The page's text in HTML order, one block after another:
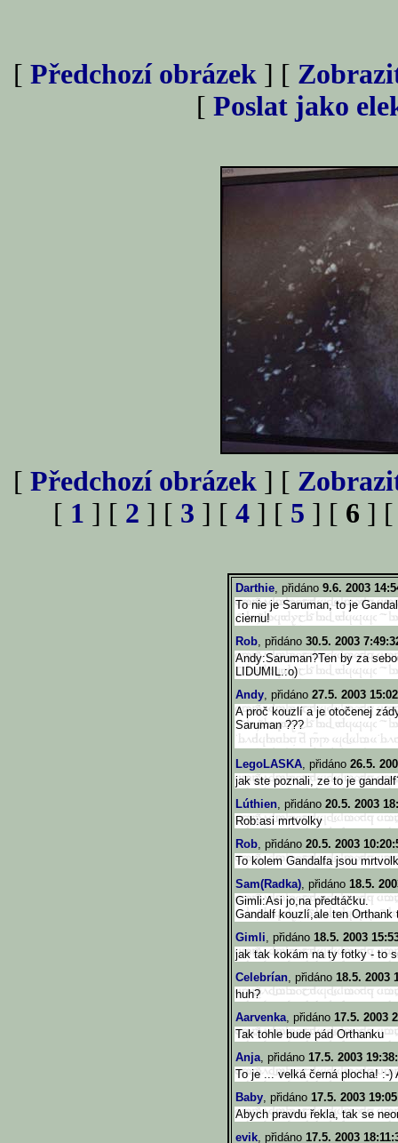
[ Předchozí obrázek ] [
[ Poslat jako
[ Předchozí obrázek ] [
[ 1 ] [ 2 ] [ 3 ] [ 4 ] [ 5 ] [ 6 ]
Darthie, přidáno 9.6. 2003
To nie je Saruman, to je
ciernu!
Rob, přidáno 30.5. 2003
Andy:Saruman?Ten by za
LIDUMIL.:o)
Andy, přidáno 27.5. 2003
A proč kouzlí a je otočenej
Saruman ???
LegoLASKA, přidáno 26.5.
jak ste poznali, ze to je
Lúthien, přidáno 20.5. 2003
Rob:asi mrtvolky
Rob, přidáno 20.5. 2003
To kolem Gandalfa jsou
Sam(Radka), přidáno 18.5.
Gimli:Asi jo,na předtáčku.
Gandalf kouzlí,ale ten
Gimli, přidáno 18.5. 2003
jak tak kokám na ty fotky - to
Celebrían, přidáno 18.5. 2003
huh?
Aarvenka, přidáno 17.5. 2003
Tak tohle bude pád Orthanku
Anja, přidáno 17.5. 2003
To je ... velká černá plocha! :-
Baby, přidáno 17.5. 2003
Abych pravdu řekla, tak se
evik, přidáno 17.5. 2003